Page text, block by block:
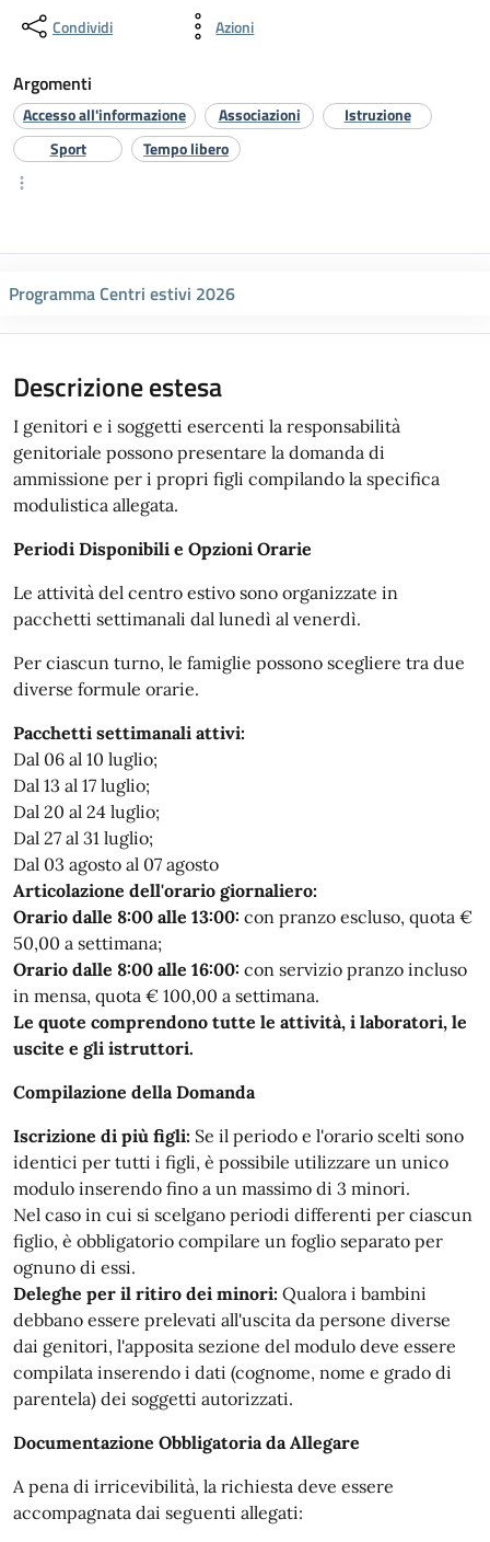
Condividi Azioni
Argomenti
Accesso all'informazione Associazioni
Istruzione
Sport
Tempo libero
Programma Centri estivi 2026
Descrizione estesa
I genitori e i soggetti esercenti la responsabilità
genitoriale possono presentare la domanda di
ammissione per i propri figli compilando la specifica
modulistica allegata.
Periodi Disponibili e Opzioni Orarie
Le attività del centro estivo sono organizzate in
pacchetti settimanali dal lunedì al venerdì.
Per ciascun turno, le famiglie possono scegliere tra due
diverse formule orarie.
Pacchetti settimanali attivi:
Dal 06 al 10 luglio;
Dal 13 al 17 luglio;
Dal 20 al 24 luglio;
Dal 27 al 31 luglio;
Dal 03 agosto al 07 agosto
Articolazione dell'orario giornaliero:
Orario dalle 8:00 alle 13:00: con pranzo escluso, quota €
50,00 a settimana;
Orario dalle 8:00 alle 16:00: con servizio pranzo incluso
in mensa, quota € 100,00 a settimana.
Le quote comprendono tutte le attività, i laboratori, le
uscite e gli istruttori.
Compilazione della Domanda
Iscrizione di più figli: Se il periodo e l'orario scelti sono
identici per tutti i figli, è possibile utilizzare un unico
modulo inserendo fino a un massimo di 3 minori.
Nel caso in cui si scelgano periodi differenti per ciascun
figlio, è obbligatorio compilare un foglio separato per
ognuno di essi.
Deleghe per il ritiro dei minori: Qualora i bambini
debbano essere prelevati all'uscita da persone diverse
dai genitori, l'apposita sezione del modulo deve essere
compilata inserendo i dati (cognome, nome e grado di
parentela) dei soggetti autorizzati.
Documentazione Obbligatoria da Allegare
A pena di irricevibilità, la richiesta deve essere
accompagnata dai seguenti allegati: